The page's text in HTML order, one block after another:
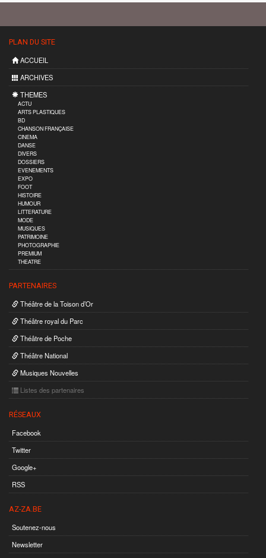
PLAN DU SITE
ACCUEIL
ARCHIVES
THEMES
ACTU
ARTS PLASTIQUES
BD
CHANSON FRANÇAISE
CINEMA
DANSE
DIVERS
DOSSIERS
EVENEMENTS
EXPO
FOOT
HISTOIRE
HUMOUR
LITTERATURE
MODE
MUSIQUES
PATRIMOINE
PHOTOGRAPHIE
PREMIUM
THEATRE
PARTENAIRES
Théâtre de la Toison d’Or
Théâtre royal du Parc
Théâtre de Poche
Théâtre National
Musiques Nouvelles
Listes des partenaires
RÉSEAUX
Facebook
Twitter
Google+
RSS
AZ-ZA.BE
Soutenez-nous
Newsletter